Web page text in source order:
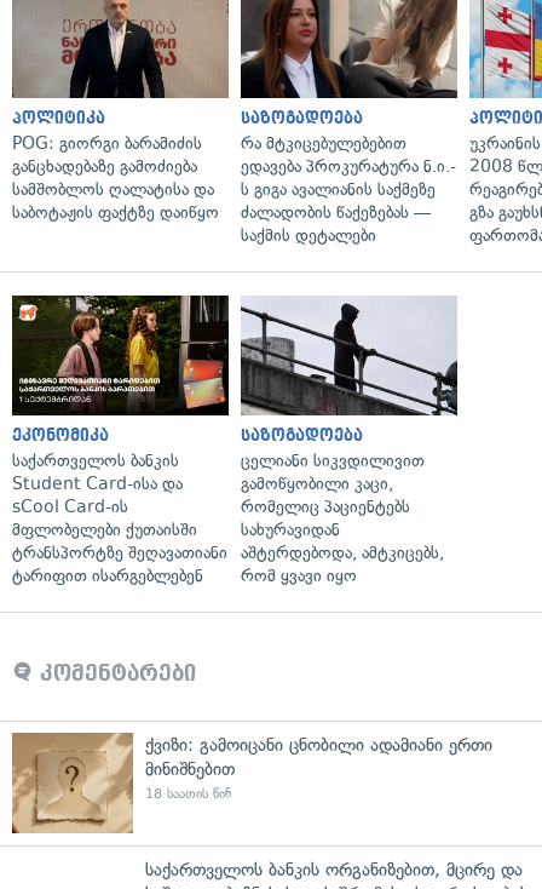
პოლიტიკა
POG: გიორგი ბარამიძის
განცხადებაზე გამოძიება
სამშობლოს ღალატისა და
საბოტაჟის ფაქტზე დაიწყო
საზოგადოება
რა მტკიცებულებებით
ედავება პროკურატურა ნ.ი.-
ს გიგა ავალიანის საქმეზე
ძალადობის წაქეზებას —
საქმის დეტალები
2008
გზა
ეკონომიკა
საქართველოს ბანკის
Student Card-ისა და
sCool Card-ის
მფლობელები ქუთაისში
ტრანსპორტზე შეღავათიანი
ტარიფით ისარგებლებენ
საზოგადოება
ცელიანი სიკვდილივით
გამოწყობილი კაცი,
რომელიც პაციენტებს
სახურავიდან
აშტერდებოდა, ამტკიცებს,
რომ ყვავი იყო
კომენტარები
ქვიზი: გამოიცანი ცნობილი ადამიანი ერთი
მინიშნებით
18 საათის წინ
საქართველოს ბანკის ორგანიზებით, მცირე და